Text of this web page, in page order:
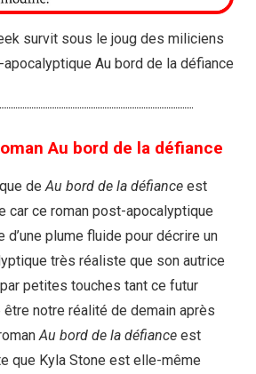
survit sous le joug des miliciens
Au bord de la défiance
Au bord de la défiance
deAu bord de la défiance est
car ce roman post-apocalyptique
d’une plume fluide pour décrire un
très réaliste que son autrice
petites touches tant ce futur
notre réalité de demain après
Au bord de la défiance est
que Kyla Stone est elle-même